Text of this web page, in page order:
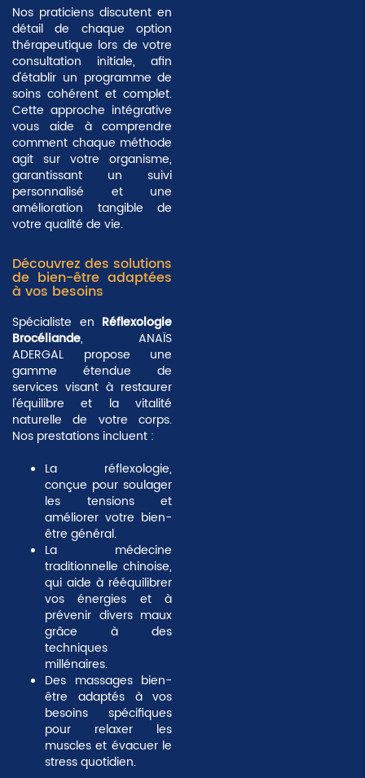
Nos praticiens discutent en
détail de chaque option
thérapeutique lors de votre
consultation initiale, afin
d'établir un programme de
soins cohérent et complet.
Cette approche intégrative
vous aide à comprendre
comment chaque méthode
agit sur votre organisme,
garantissant un suivi
personnalisé et une
amélioration tangible de
votre qualité de vie.
Découvrez des solutions
de bien-être adaptées
à vos besoins
Spécialiste en Réflexologie
Brocéliande, ANAÏS
ADERGAL propose une
gamme étendue de
services visant à restaurer
l'équilibre et la vitalité
naturelle de votre corps.
Nos prestations incluent :
La réflexologie,
conçue pour soulager
les tensions et
améliorer votre bien-
être général.
La médecine
traditionnelle chinoise,
qui aide à rééquilibrer
vos énergies et à
prévenir divers maux
grâce à des
techniques
millénaires.
Des massages bien-
être adaptés à vos
besoins spécifiques
pour relaxer les
muscles et évacuer le
stress quotidien.